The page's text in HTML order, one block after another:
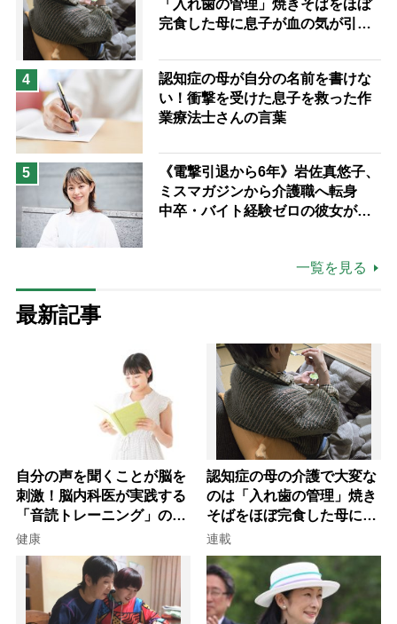
「入れ歯の管理」焼きそばをほぼ
完食した母に息子が血の気が引い
4
認知症の母が自分の名前を書けな
い！衝撃を受けた息子を救った作
業療法士さんの言葉
5
《電撃引退から6年》岩佐真悠子、
ミスマガジンから介護職へ転身
中卒・バイト経験ゼロの彼女が見
一覧を見る
最新記事
自分の声を聞くことが脳を
刺激！脳内科医が実践する
「音読トレーニング」の極
意
健康
認知症の母の介護で大変な
のは「入れ歯の管理」焼き
そばをほぼ完食した母に息
子が血の気が引いた理由
連載